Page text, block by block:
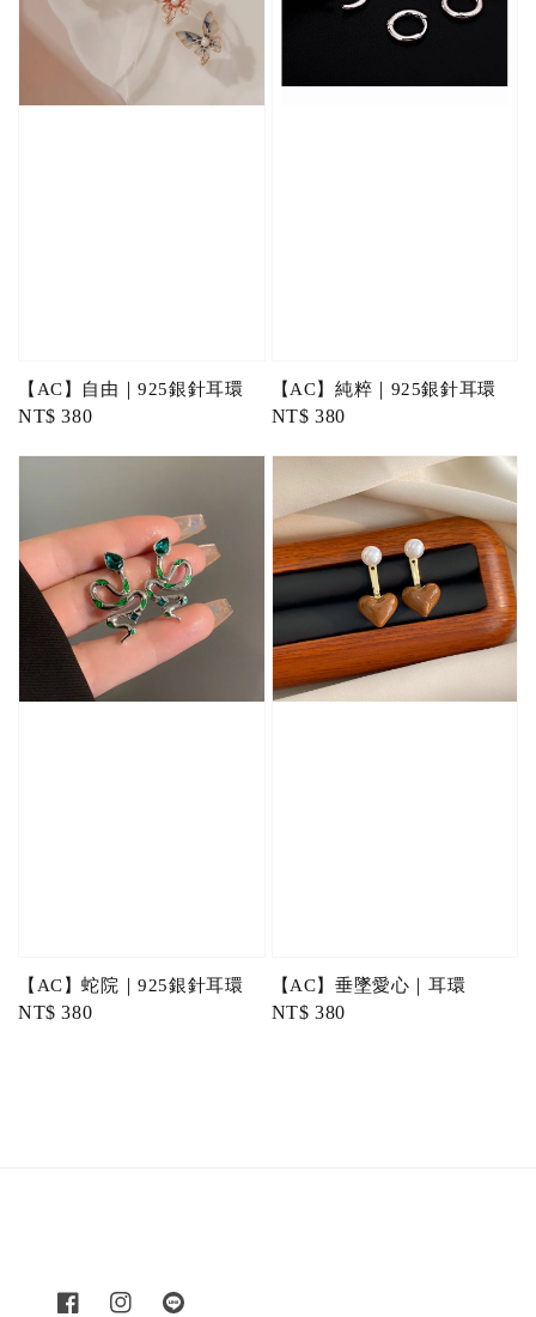
【AC】自由｜925銀針耳環
Regular
NT$ 380
【AC】純粹｜925銀針耳環
Regular
NT$ 380
【AC】蛇院｜925銀針耳環
Regular
NT$ 380
【AC】垂墜愛心｜耳環
Regular
NT$ 380